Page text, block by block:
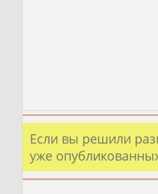
Если вы решили
уже